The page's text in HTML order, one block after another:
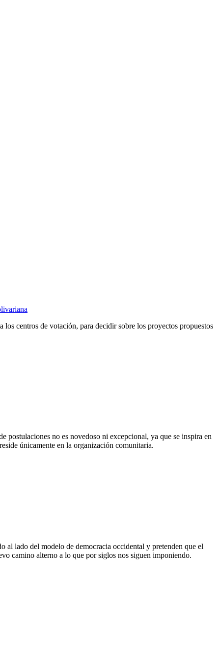
centros de votación, para decidir sobre los proyectos propuestos
postulaciones no es novedoso ni excepcional, ya que se inspira en
únicamente en la organización comunitaria.
al lado del modelo de democracia occidental y pretenden que el
camino alterno a lo que por siglos nos siguen imponiendo.